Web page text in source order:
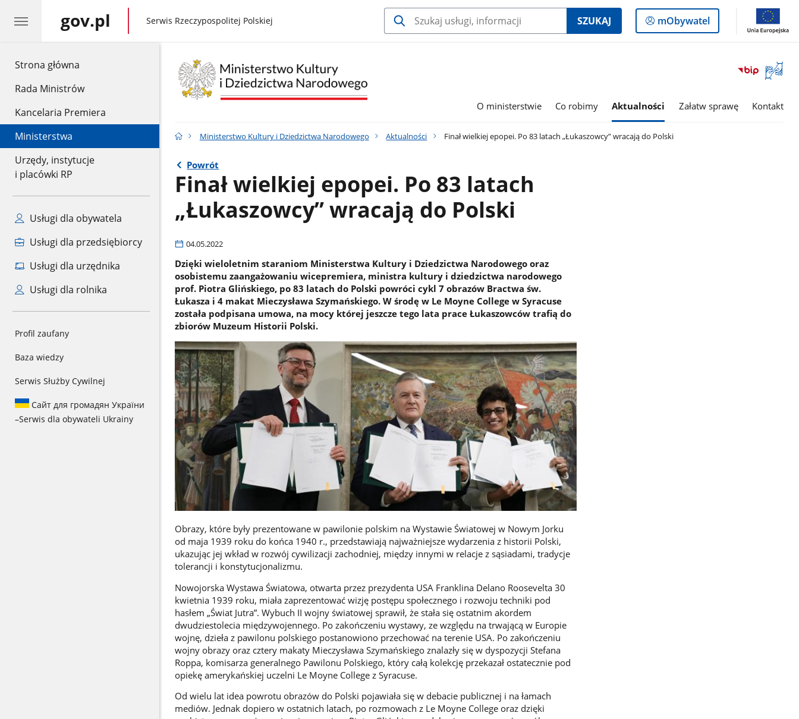
Strona główna
Rada Ministrów
Kancelaria Premiera
Ministerstwa
Urzędy, instytucje
i placówki RP
Usługi dla obywatela
Usługi dla przedsiębiorcy
Usługi dla urzędnika
Usługi dla rolnika
Profil zaufany
Baza wiedzy
Serwis Służby Cywilnej
Сайт для громадян України
–Serwis dla obywateli Ukrainy
gov.pl gov.pl
Serwis Rzeczypospolitej Polskiej SZUKAJ
Logowanie
do
mObywatel
Otwórz
okno
O ministerstwie Co robimy Aktualności Załatw sprawę Kontakt
Ministerstwo Kultury i Dziedzictwa Narodowego Aktualności Finał wielkiej epopei. Po 83 latach „Łukaszowcy” wracają do Polski
Powrót
Finał wielkiej epopei. Po 83 latach
„Łukaszowcy” wracają do Polski
04.05.2022
Dzięki wieloletnim staraniom Ministerstwa Kultury i Dziedzictwa Narodowego oraz
osobistemu zaangażowaniu wicepremiera, ministra kultury i dziedzictwa narodowego
prof. Piotra Glińskiego, po 83 latach do Polski powróci cykl 7 obrazów Bractwa św.
Łukasza i 4 makat Mieczysława Szymańskiego. W środę w Le Moyne College w Syracuse
została podpisana umowa, na mocy której jeszcze tego lata prace Łukaszowców trafią do
zbiorów Muzeum Historii Polski.
Obrazy, które były prezentowane w pawilonie polskim na Wystawie Światowej w Nowym Jorku
od maja 1939 roku do końca 1940 r., przedstawiają najważniejsze wydarzenia z historii Polski,
ukazując jej wkład w rozwój cywilizacji zachodniej, między innymi w relacje z sąsiadami, tradycje
tolerancji i konstytucjonalizmu.
Nowojorska Wystawa Światowa, otwarta przez prezydenta USA Franklina Delano Roosevelta 30
kwietnia 1939 roku, miała zaprezentować wizję postępu społecznego i rozwoju techniki pod
hasłem „Świat Jutra”. Wybuch II wojny światowej sprawił, że stała się ostatnim akordem
dwudziestolecia międzywojennego. Po zakończeniu wystawy, ze względu na trwającą w Europie
wojnę, dzieła z pawilonu polskiego postanowiono przechować na terenie USA. Po zakończeniu
wojny obrazy oraz cztery makaty Mieczysława Szymańskiego znalazły się w dyspozycji Stefana
Roppa, komisarza generalnego Pawilonu Polskiego, który całą kolekcję przekazał ostatecznie pod
opiekę amerykańskiej uczelni Le Moyne College z Syracuse.
Od wielu lat idea powrotu obrazów do Polski pojawiała się w debacie publicznej i na łamach
mediów. Jednak dopiero w ostatnich latach, po rozmowach z Le Moyne College oraz dzięki